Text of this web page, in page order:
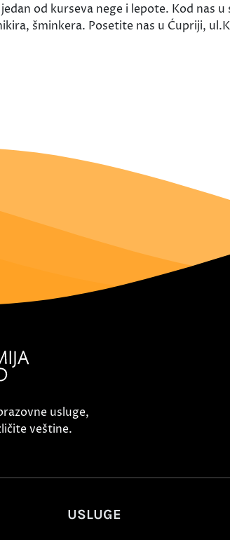
od kurseva nege i lepote. Kod nas
šminkera. Posetite nas u Ćupriji,
usluge,
veštine.
USLUGE